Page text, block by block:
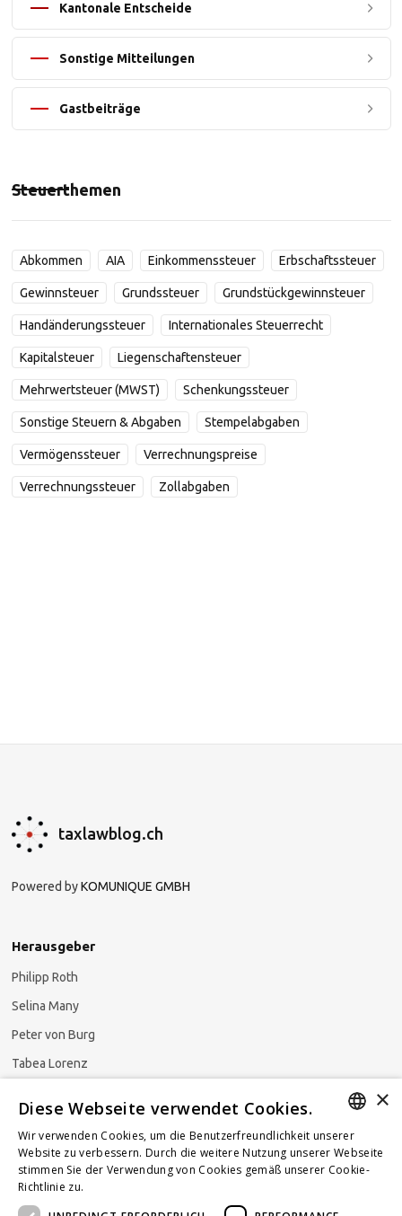
Kantonale Entscheide
Sonstige Mitteilungen
Gastbeiträge
Steuerthemen
Abkommen AIA Einkommenssteuer Erbschaftssteuer
Gewinnsteuer Grundssteuer Grundstückgewinnsteuer
Handänderungssteuer Internationales Steuerrecht
Kapitalsteuer Liegenschaftensteuer
Mehrwertsteuer (MWST) Schenkungssteuer
Sonstige Steuern & Abgaben Stempelabgaben
Vermögenssteuer Verrechnungspreise
Verrechnungssteuer Zollabgaben
taxlawblog.ch
Powered byKOMUNIQUE GMBH
Herausgeber
Philipp Roth
Selina Many
Peter von Burg
Tabea Lorenz
Newsletter abonnieren
GERMAN
×
Diese Webseite verwendet Cookies.
Wir verwenden Cookies, um die Benutzerfreundlichkeit unserer
Website zu verbessern. Durch die weitere Nutzung unserer Webseite
stimmen Sie der Verwendung von Cookies gemäß unserer Cookie-
Richtlinie zu.